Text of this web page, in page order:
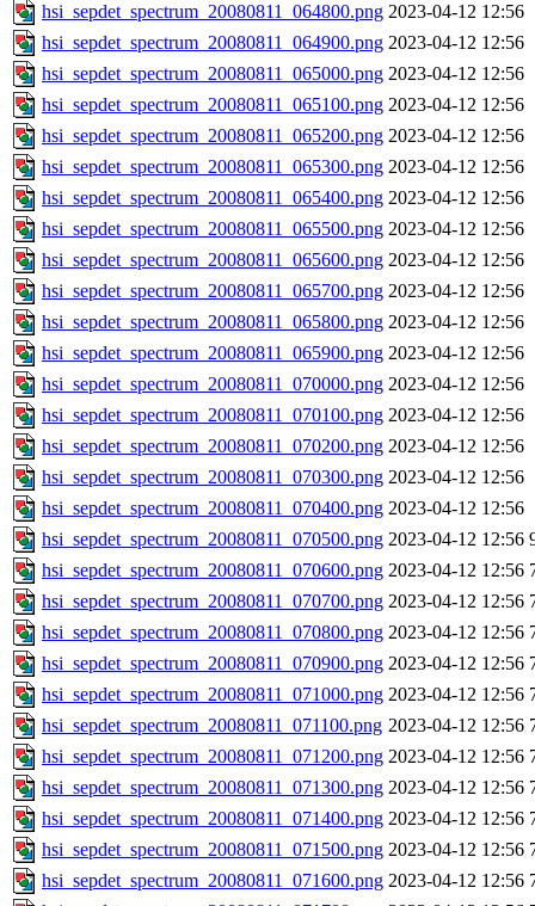
hsi_sepdet_spectrum_20080811_064800.png 2023-04-12 12:56
hsi_sepdet_spectrum_20080811_064900.png 2023-04-12 12:56
hsi_sepdet_spectrum_20080811_065000.png 2023-04-12 12:56
hsi_sepdet_spectrum_20080811_065100.png 2023-04-12 12:56
hsi_sepdet_spectrum_20080811_065200.png 2023-04-12 12:56
hsi_sepdet_spectrum_20080811_065300.png 2023-04-12 12:56
hsi_sepdet_spectrum_20080811_065400.png 2023-04-12 12:56
hsi_sepdet_spectrum_20080811_065500.png 2023-04-12 12:56
hsi_sepdet_spectrum_20080811_065600.png 2023-04-12 12:56
hsi_sepdet_spectrum_20080811_065700.png 2023-04-12 12:56
hsi_sepdet_spectrum_20080811_065800.png 2023-04-12 12:56
hsi_sepdet_spectrum_20080811_065900.png 2023-04-12 12:56
hsi_sepdet_spectrum_20080811_070000.png 2023-04-12 12:56
hsi_sepdet_spectrum_20080811_070100.png 2023-04-12 12:56
hsi_sepdet_spectrum_20080811_070200.png 2023-04-12 12:56
hsi_sepdet_spectrum_20080811_070300.png 2023-04-12 12:56
hsi_sepdet_spectrum_20080811_070400.png 2023-04-12 12:56
hsi_sepdet_spectrum_20080811_070500.png 2023-04-12 12:56
hsi_sepdet_spectrum_20080811_070600.png 2023-04-12 12:56
hsi_sepdet_spectrum_20080811_070700.png 2023-04-12 12:56
hsi_sepdet_spectrum_20080811_070800.png 2023-04-12 12:56
hsi_sepdet_spectrum_20080811_070900.png 2023-04-12 12:56
hsi_sepdet_spectrum_20080811_071000.png 2023-04-12 12:56
hsi_sepdet_spectrum_20080811_071100.png 2023-04-12 12:56
hsi_sepdet_spectrum_20080811_071200.png 2023-04-12 12:56
hsi_sepdet_spectrum_20080811_071300.png 2023-04-12 12:56
hsi_sepdet_spectrum_20080811_071400.png 2023-04-12 12:56
hsi_sepdet_spectrum_20080811_071500.png 2023-04-12 12:56
hsi_sepdet_spectrum_20080811_071600.png 2023-04-12 12:56